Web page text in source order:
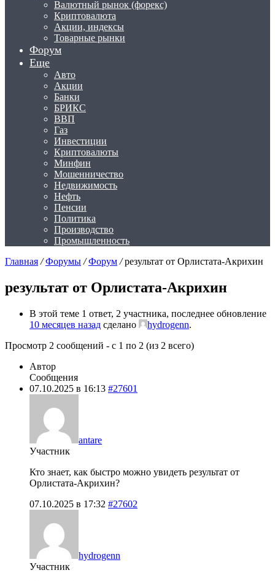
Валютный рынок (форекс)
Криптовалюта
Акции, индексы
Товарные рынки
Форум
Еще
Авто
Акции
Банки
БРИКС
ВВП
Газ
Инвестиции
Криптовалюты
Минфин
Мошенничество
Недвижимость
Нефть
Пенсии
Политика
Производство
Промышленность
Главная / Форумы / Форум / результат от Орлистата-Акрихин
результат от Орлистата-Акрихин
В этой теме 1 ответ, 2 участника, последнее обновление
10 месяцев назад сделано hydrogenn.
Просмотр 2 сообщений - с 1 по 2 (из 2 всего)
Автор
Сообщения
07.10.2025 в 16:13 #27601
antare
Участник
Кто знает, как быстро можно увидеть результат от
Орлистата-Акрихин?
07.10.2025 в 17:32 #27602
hydrogenn
Участник